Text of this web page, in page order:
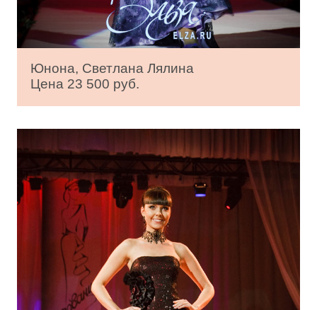
Юнона, Светлана Лялина
Цена 23 500 руб.